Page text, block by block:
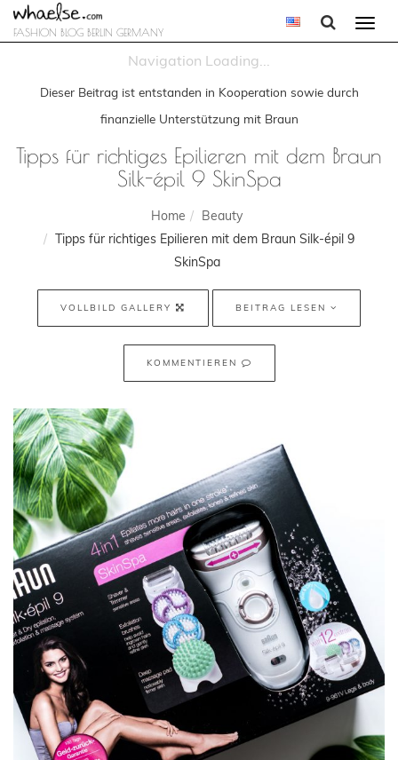
FASHION BLOG BERLIN GERMANY
Dieser Beitrag ist entstanden in Kooperation sowie durch
finanzielle Unterstützung mit Braun
Tipps für richtiges Epilieren mit dem Braun
Silk-épil 9 SkinSpa
Home
Beauty
Tipps für richtiges Epilieren mit dem Braun Silk-épil 9
SkinSpa
VOLLBILD GALLERY BEITRAG LESEN
KOMMENTIEREN